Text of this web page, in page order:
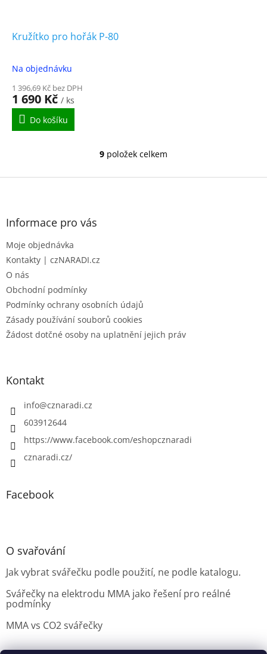
Kružítko pro hořák P-80
Na objednávku
1 396,69 Kč bez DPH
1 690 Kč / ks
Do košíku
O
l
v
ý
p
i
9 položek celkem
Z
Informace pro vás
Moje objednávka
Kontakty | czNARADI.cz
O nás
Obchodní podmínky
Podmínky ochrany osobních údajů
Zásady používání souborů cookies
Žádost dotčné osoby na uplatnění jejich práv
Kontakt
info@cznaradi.cz
603912644
https://www.facebook.com/eshopcznaradi
cznaradi.cz/
Facebook
O svařování
Jak vybrat svářečku podle použití, ne podle katalogu.
Svářečky na elektrodu MMA jako řešení pro reálné
podmínky
MMA vs CO2 svářečky